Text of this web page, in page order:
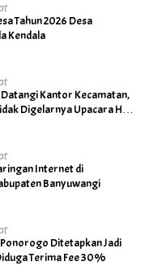
Tahun 2026 Desa
Kendala
Kantor Kecamatan,
Digelarnya Upacara HUT
Internet di
Banyuwangi
Ponorogo Ditetapkan Jadi
Terima Fee 30%